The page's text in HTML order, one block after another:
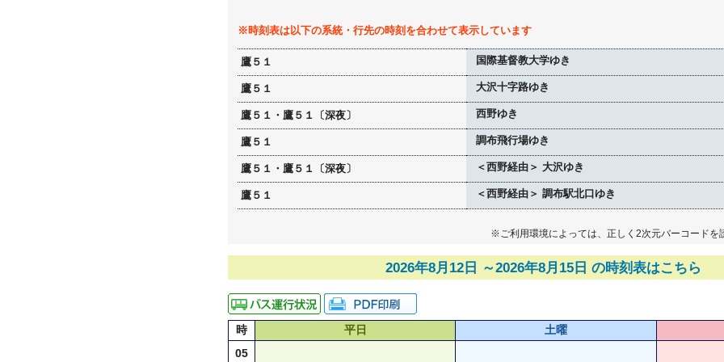
※時刻表は以下の系統・行先の時刻を合わせて表示しています
鷹５１ 国際基督教大学ゆき
鷹５１ 大沢十字路ゆき
鷹５１・鷹５１〔深夜〕 西野ゆき
鷹５１ 調布飛行場ゆき
鷹５１・鷹５１〔深夜〕 ＜西野経由＞ 大沢ゆき
鷹５１ ＜西野経由＞ 調布駅北口ゆき
※ご利用環境によっては、正しく2次元バーコードを
2026年8月12日 ～2026年8月15日 の時刻表はこちら
時 平日
土曜
05